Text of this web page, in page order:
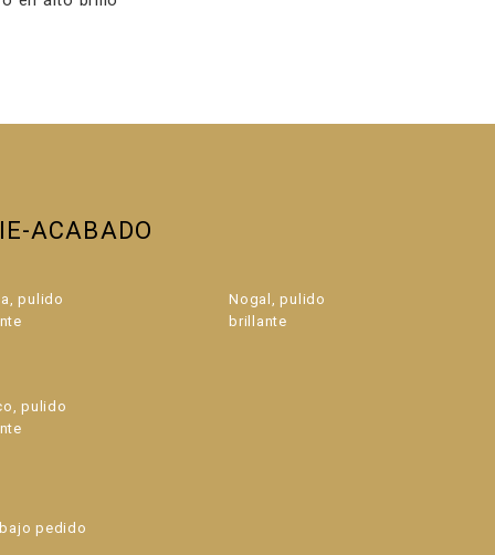
ACABADO
pulido
Nogal, pulido
brillante
pulido
pedido